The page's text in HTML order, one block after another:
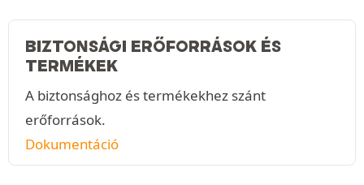
BIZTONSÁGI ERŐFORRÁSOK ÉS
TERMÉKEK
A biztonsághoz és termékekhez szánt
erőforrások.
Dokumentáció